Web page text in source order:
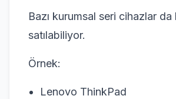
Bazı kurumsal seri cihazlar da
satılabiliyor.
Örnek:
Lenovo ThinkPad